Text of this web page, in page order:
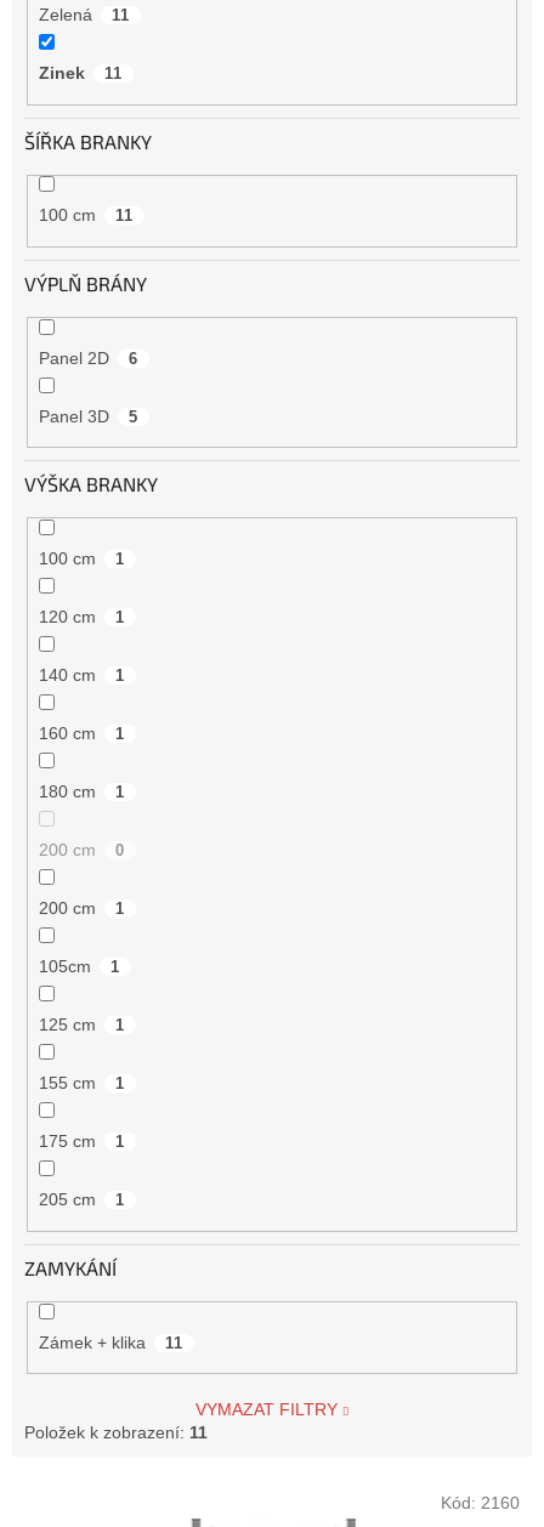
Zelená 11
Zinek 11
ŠÍŘKA BRANKY
100 cm 11
VÝPLŇ BRÁNY
Panel 2D 6
Panel 3D 5
VÝŠKA BRANKY
100 cm 1
120 cm 1
140 cm 1
160 cm 1
180 cm 1
200 cm 0
200 cm 1
105cm 1
125 cm 1
155 cm 1
175 cm 1
205 cm 1
ZAMYKÁNÍ
Zámek + klika 11
VYMAZAT FILTRY
Položek k zobrazení: 11
Kód: 2160